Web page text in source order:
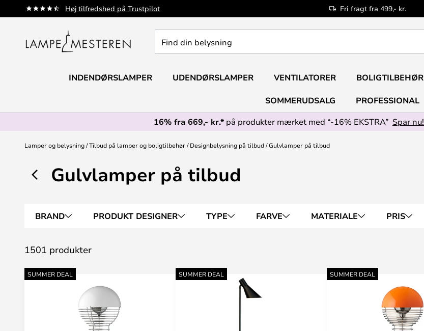
Høj tilfredshed på Trustpilot Fri fragt fra 499,- kr.
Skip
to
din
INDENDØRSLAMPER UDENDØRSLAMPER VENTILATORER BOLIGTILBEHØR
SOMMERUDSALG
PROFESSIONAL
16% fra 669,- kr.* på produkter mærket med “-16% EKSTRA” Spar nu!
Lamper og belysning Tilbud på lamper og boligtilbehør Designbelysning på tilbud Gulvlamper på tilbud
Gulvlamper på tilbud
BRAND PRODUKT DESIGNER TYPE FARVE MATERIALE PRIS
1501 produkter
SUMMER DEAL SUMMER DEAL SUMMER DEAL